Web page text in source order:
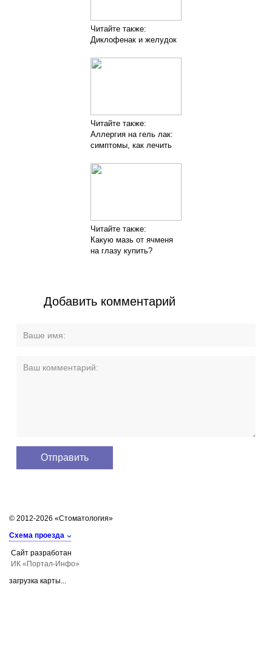
Читайте также:
Диклофенак и желудок
Читайте также:
Аллергия на гель лак:
симптомы, как лечить
Читайте также:
Какую мазь от ячменя
на глазу купить?
Добавить комментарий
© 2012-2026 «Стоматология»
Схема проезда
Сайт разработан
ИК «Портал-Инфо»
загрузка карты...